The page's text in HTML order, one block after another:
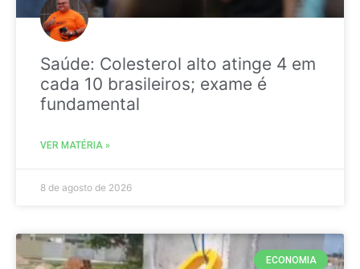
Saúde: Colesterol alto atinge 4 em
cada 10 brasileiros; exame é
fundamental
VER MATÉRIA »
8 de agosto de 2026
ECONOMIA